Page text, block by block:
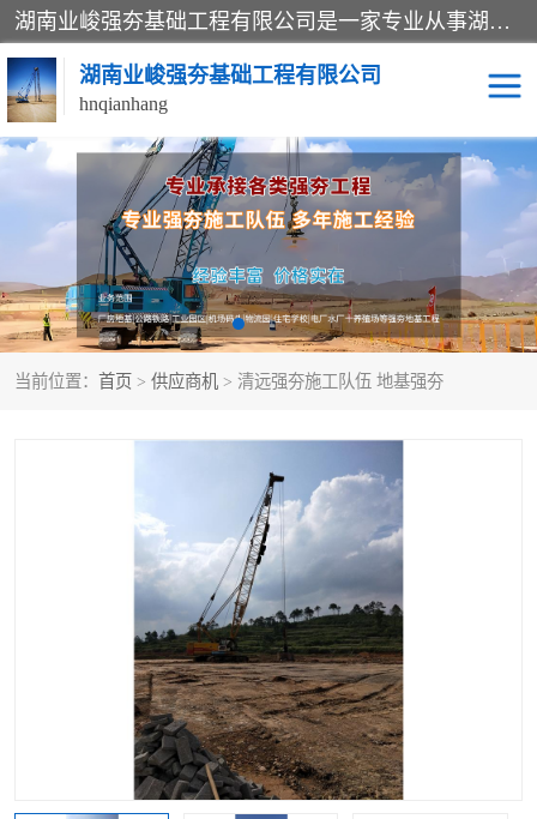
湖南业峻强夯基础工程有限公司是一家专业从事湖南强夯基础工程、强夯机租赁，地基处理的施工单位。业务覆盖：湖南、广东，江西等地。可承接1000KN.m-25000KN.m强夯（置换）工程。公司创始人是国内较早期从事强夯施工的建设者，经过多年的一步一个脚印的发展，在行业内具有较高的度和良好的口碑。
湖南业峻强夯基础工程有限公司
hnqianhang
当前位置： 首页 > 供应商机 > 清远强夯施工队伍 地基强夯
强夯施工案例 强夯机租赁
强夯施工工程 强夯施工队伍
强夯队伍